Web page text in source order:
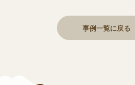
事例一覧に戻る